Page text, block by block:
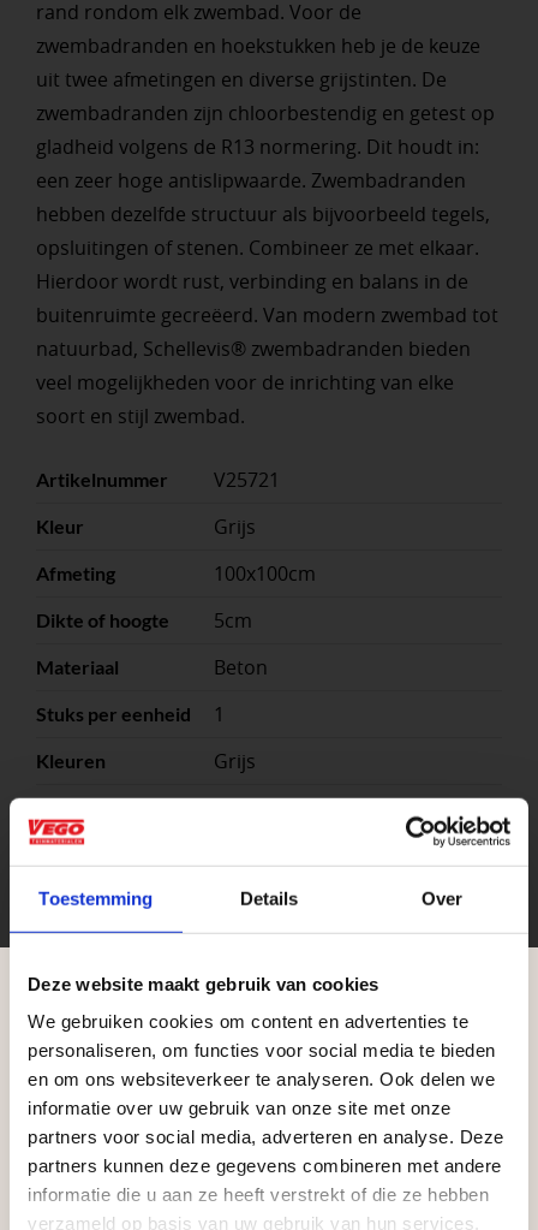
Toestemming Details Over
Deze website maakt gebruik van cookies
We gebruiken cookies om content en advertenties te
personaliseren, om functies voor social media te bieden
en om ons websiteverkeer te analyseren. Ook delen we
informatie over uw gebruik van onze site met onze
partners voor social media, adverteren en analyse. Deze
partners kunnen deze gegevens combineren met andere
informatie die u aan ze heeft verstrekt of die ze hebben
verzameld op basis van uw gebruik van hun services.
rand rondom elk zwembad. Voor de
zwembadranden en hoekstukken heb je de keuze
uit twee afmetingen en diverse grijstinten. De
zwembadranden zijn chloorbestendig en getest op
gladheid volgens de R13 normering. Dit houdt in:
een zeer hoge antislipwaarde. Zwembadranden
hebben dezelfde structuur als bijvoorbeeld tegels,
opsluitingen of stenen. Combineer ze met elkaar.
Hierdoor wordt rust, verbinding en balans in de
buitenruimte gecreëerd. Van modern zwembad tot
natuurbad, Schellevis® zwembadranden bieden
veel mogelijkheden voor de inrichting van elke
soort en stijl zwembad.
Artikelnummer V25721
Kleur Grijs
Afmeting 100x100cm
Dikte of hoogte 5cm
Materiaal Beton
Stuks per eenheid 1
Kleuren Grijs
100x100x5 cm, 100x100x5cm
Formaat Schellevis
Zakelijke klant worden
Aangepaste openingstijden tijdens de
vakantieperiode
Waardenburg en Vego Dordrecht hanteren tijdens
de vakantieperiode aangepaste openingstijden op
zaterdag. Bekijk de vestigingspagina voor de